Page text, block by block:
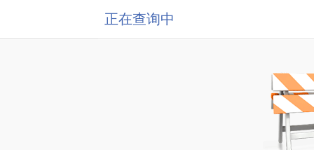
正在查询中